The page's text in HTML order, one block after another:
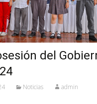
del
Noticias admin